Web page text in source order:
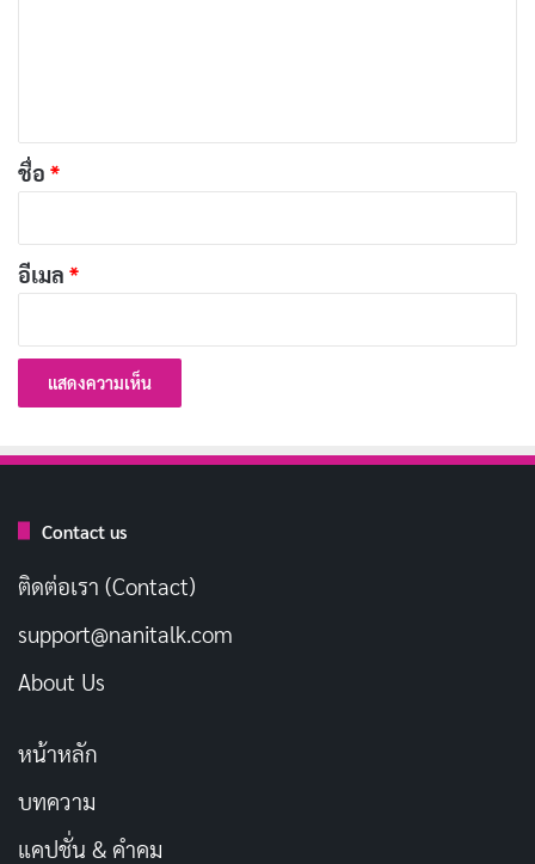
ระดับออกซิเจนในเลือดเป็นค่าสำคัญที่บ่งบอกความแข็ง
ร่างกายของคุณดูดซึมออกซิเจนได้ดีแค่ไหน รวมถึงปริมาณ
ออกซิเจนที่ร่างกายของคุณได้รับ ซึ่ง Apple Watch Series
6 ก็มาพร้อมเซ็นเซอร์และแอปอันน่าทึ่งที่ให้คุณอ่านค่า
ออกซิเจนในเลือดของคุณได้ทุกเมื่อที่ต้องการ และยัง
ทำการวัดค่าในเบื้องหลังทั้งกลางวันและกลางคืนอีกด้วย
เลือดประกอบขึ้นจากกลุ่มไฟ
มาใหม่หมด โดยเซ็นเซอร์นี้จะทำงานร่วมกับแอปออกซิเจน
ในเลือดเพื่อวัดค่าระดับออกซิเจนในเลือดของคุณ
ส่องแสงอย่างล้ำลึก LED สีเขียว สีแดงและอินฟราเรดจะ
หน้าที่
วัดปริมาณแสงที่สะท้อนกลับมา จากนั้นอัลกอริทึมอันล้ำ
สมัยก็จะคำนวณสีของเลือด ซึ่งบ่งบอกปริมาณออกซิเจนที่
*
ชื่อ *
อีเมล *
Contact us
ติดต่อเรา (Contact)
support@nanitalk.com
About Us
หน้าหลัก
บทความ
แคปชั่น & คำคม